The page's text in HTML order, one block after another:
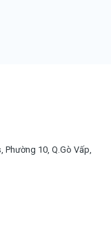
Phường 10, Q.Gò Vấp,